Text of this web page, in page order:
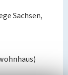
Sachsen,